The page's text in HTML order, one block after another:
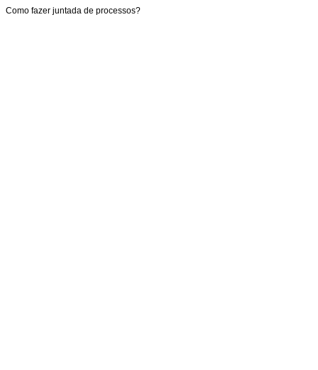
Como fazer juntada de processos?